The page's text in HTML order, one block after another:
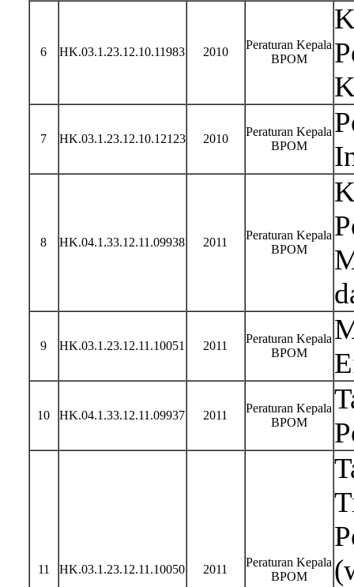
6 HK.03.1.23.12.10.11983 2010
Peraturan Kepala
BPOM
7 HK.03.1.23.12.10.12123 2010
Peraturan Kepala
BPOM
8 HK.04.1.33.12.11.09938 2011
Peraturan Kepala
BPOM
9 HK.03.1.23.12.11.10051 2011
Peraturan Kepala
BPOM
10 HK.04.1.33.12.11.09937 2011
Peraturan Kepala
BPOM
11 HK.03.1.23.12.11.10050 2011
Peraturan Kepala
BPOM